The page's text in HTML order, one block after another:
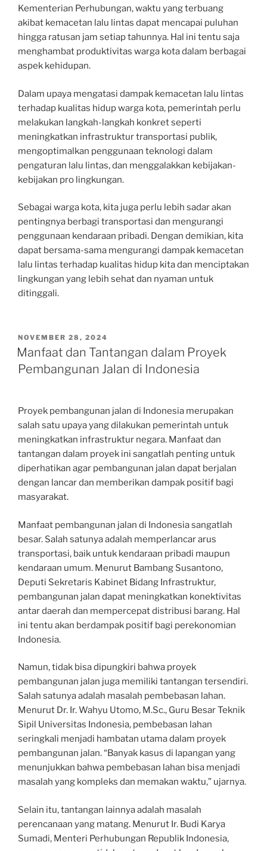
Kementerian Perhubungan, waktu yang terbuang
akibat kemacetan lalu lintas dapat mencapai puluhan
hingga ratusan jam setiap tahunnya. Hal ini tentu saja
menghambat produktivitas warga kota dalam berbagai
aspek kehidupan.
Dalam upaya mengatasi dampak kemacetan lalu lintas
terhadap kualitas hidup warga kota, pemerintah perlu
melakukan langkah-langkah konkret seperti
meningkatkan infrastruktur transportasi publik,
mengoptimalkan penggunaan teknologi dalam
pengaturan lalu lintas, dan menggalakkan kebijakan-
kebijakan pro lingkungan.
Sebagai warga kota, kita juga perlu lebih sadar akan
pentingnya berbagi transportasi dan mengurangi
penggunaan kendaraan pribadi. Dengan demikian, kita
dapat bersama-sama mengurangi dampak kemacetan
lalu lintas terhadap kualitas hidup kita dan menciptakan
lingkungan yang lebih sehat dan nyaman untuk
ditinggali.
POSTED
ON
NOVEMBER 28, 2024
Manfaat dan Tantangan dalam Proyek
Pembangunan Jalan di Indonesia
Proyek pembangunan jalan di Indonesia merupakan
salah satu upaya yang dilakukan pemerintah untuk
meningkatkan infrastruktur negara. Manfaat dan
tantangan dalam proyek ini sangatlah penting untuk
diperhatikan agar pembangunan jalan dapat berjalan
dengan lancar dan memberikan dampak positif bagi
masyarakat.
Manfaat pembangunan jalan di Indonesia sangatlah
besar. Salah satunya adalah memperlancar arus
transportasi, baik untuk kendaraan pribadi maupun
kendaraan umum. Menurut Bambang Susantono,
Deputi Sekretaris Kabinet Bidang Infrastruktur,
pembangunan jalan dapat meningkatkan konektivitas
antar daerah dan mempercepat distribusi barang. Hal
ini tentu akan berdampak positif bagi perekonomian
Indonesia.
Namun, tidak bisa dipungkiri bahwa proyek
pembangunan jalan juga memiliki tantangan tersendiri.
Salah satunya adalah masalah pembebasan lahan.
Menurut Dr. Ir. Wahyu Utomo, M.Sc., Guru Besar Teknik
Sipil Universitas Indonesia, pembebasan lahan
seringkali menjadi hambatan utama dalam proyek
pembangunan jalan. “Banyak kasus di lapangan yang
menunjukkan bahwa pembebasan lahan bisa menjadi
masalah yang kompleks dan memakan waktu,” ujarnya.
Selain itu, tantangan lainnya adalah masalah
perencanaan yang matang. Menurut Ir. Budi Karya
Sumadi, Menteri Perhubungan Republik Indonesia,